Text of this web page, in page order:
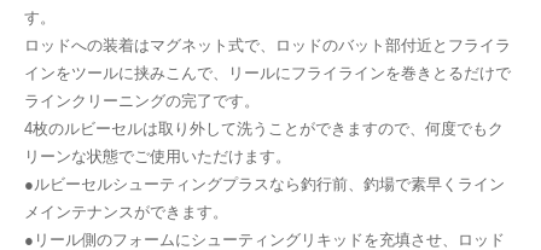
す。
ロッドへの装着はマグネット式で、ロッドのバット部付近とフライラ
インをツールに挟みこんで、リールにフライラインを巻きとるだけで
ラインクリーニングの完了です。
4枚のルビーセルは取り外して洗うことができますので、何度でもク
リーンな状態でご使用いただけます。
●ルビーセルシューティングプラスなら釣行前、釣場で素早くライン
メインテナンスができます。
●リール側のフォームにシューティングリキッドを充填させ、ロッド